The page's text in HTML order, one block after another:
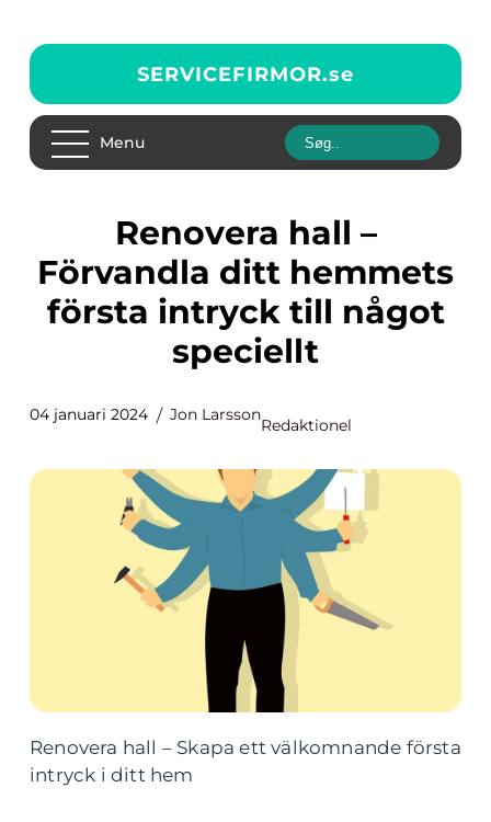
SERVICEFIRMOR.se
Menu
Renovera hall –
Förvandla ditt hemmets
första intryck till något
speciellt
04 januari 2024 Jon Larsson
Redaktionel
Renovera hall – Skapa ett välkomnande första
intryck i ditt hem